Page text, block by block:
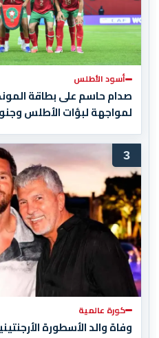
أسود الأطلس
صدام حاسم على بطاقة
لمواجهة لبؤات الأطلس
3
كورة عالمية
وفاة والد الأسطورة